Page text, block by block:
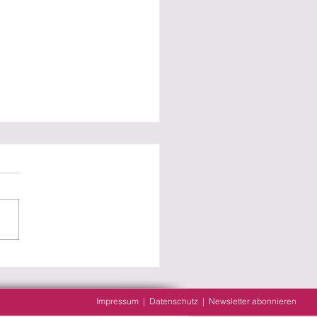
Impressum | Datenschutz | Newsletter abonnieren